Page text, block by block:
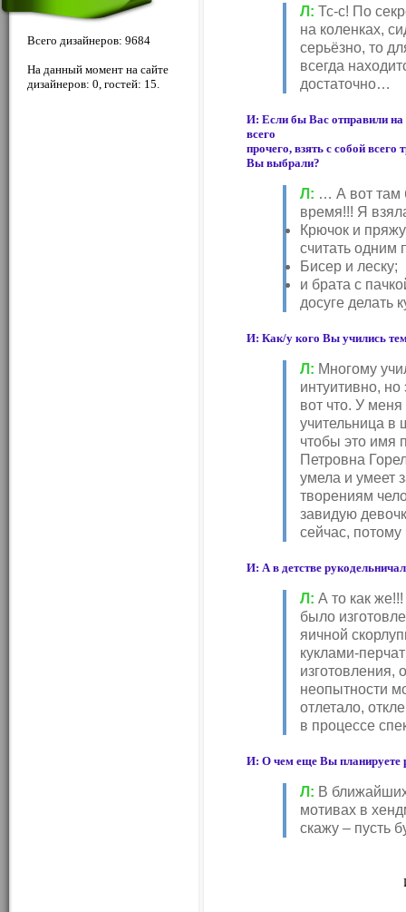
Всего дизайнеров: 9684
На данный момент на сайте
дизайнеров: 0, гостей: 15.
Л: Тс-с! По
на коленках,
серьёзно, то
всегда
достаточно…
И: Если бы Вас отправили
всего
прочего, взять с собой
Вы выбрали?
Л: … А вот там
время!!! Я
Крючок и
считать одним
Бисер и леску;
и брата с
досуге делать
И: Как/у кого Вы учились
Л: Многому
интуитивно,
вот что. У
учительница в
чтобы это имя
Петровна
умела и умеет
творениям
завидую
сейчас,
И: А в детстве
Л: А то как
было
яичной
куклами-
изготовления,
неопытности
отлетало,
в процессе
И: О чем еще Вы планируете
Л: В ближайших
мотивах в
скажу – пусть